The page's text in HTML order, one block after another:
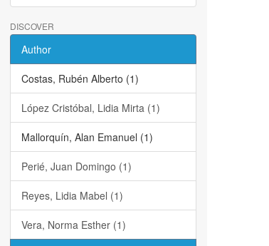
DISCOVER
Author
Costas, Rubén Alberto (1)
López Cristóbal, Lidia Mirta (1)
Mallorquín, Alan Emanuel (1)
Perié, Juan Domingo (1)
Reyes, Lidia Mabel (1)
Vera, Norma Esther (1)